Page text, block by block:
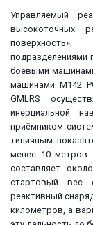
Управляемый
высокоточных
подразделениями
боевыми
машинами M142
GMLRS
инерциальной
приёмником
типичным
менее 10 метров.
составляет
стартовый вес
реактивный
километров, а